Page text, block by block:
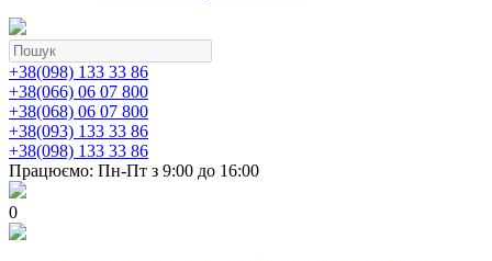
+38(098) 133 33 86
+38(066) 06 07 800
+38(068) 06 07 800
+38(093) 133 33 86
+38(098) 133 33 86
Працюємо: Пн-Пт з 9:00 до 16:00
0